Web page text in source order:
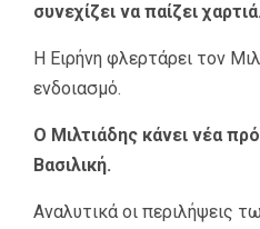
συνεχίζει να παίζει χαρτιά.
Η Ειρήνη φλερτάρει τον
ενδοιασμό.
Ο Μιλτιάδης κάνει νέα
Βασιλική.
Αναλυτικά οι περιλήψεις